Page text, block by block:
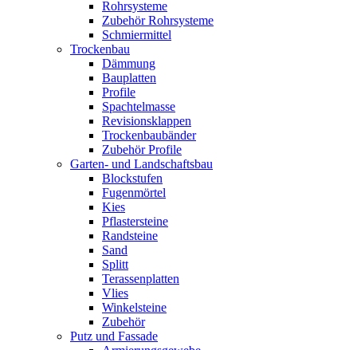
Rohrsysteme
Zubehör Rohrsysteme
Schmiermittel
Trockenbau
Dämmung
Bauplatten
Profile
Spachtelmasse
Revisionsklappen
Trockenbaubänder
Zubehör Profile
Garten- und Landschaftsbau
Blockstufen
Fugenmörtel
Kies
Pflastersteine
Randsteine
Sand
Splitt
Terassenplatten
Vlies
Winkelsteine
Zubehör
Putz und Fassade